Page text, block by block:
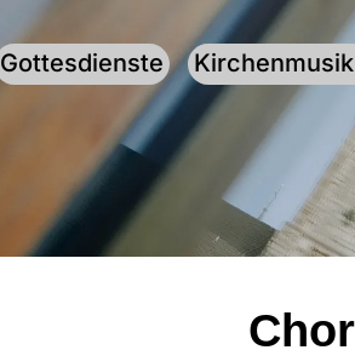
Gottesdienste Kirchenmusik